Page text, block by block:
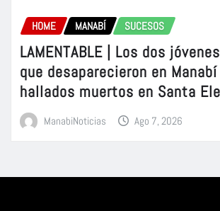
HOME MANABÍ SUCESOS
LAMENTABLE | Los dos
que desaparecieron en
hallados muertos en Santa
ManabiNoticias Ago 7, 2026